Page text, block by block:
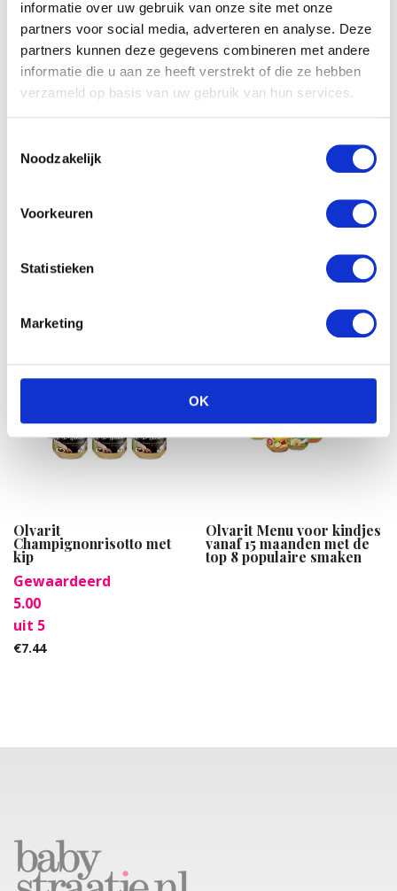
informatie over uw gebruik van onze site met onze
partners voor social media, adverteren en analyse. Deze
partners kunnen deze gegevens combineren met andere
informatie die u aan ze heeft verstrekt of die ze hebben
verzameld op basis van uw gebruik van hun services.
Noodzakelijk
Voorkeuren
Statistieken
Marketing
OK
kindjes vanaf 15 maanden
Olvarit Zomerfruit mango,
Olvarit
Champignonrisotto met
kip
Gewaardeerd
5.00
uit 5
€7.44
Olvarit Menu voor kindjes
vanaf 15 maanden met de
top 8 populaire smaken